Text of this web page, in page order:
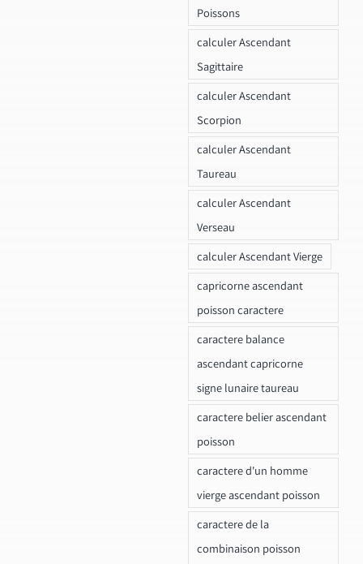
Poissons
calculer Ascendant
Sagittaire
calculer Ascendant
Scorpion
calculer Ascendant
Taureau
calculer Ascendant
Verseau
calculer Ascendant Vierge
capricorne ascendant
poisson caractere
caractere balance
ascendant capricorne
signe lunaire taureau
caractere belier ascendant
poisson
caractere d'un homme
vierge ascendant poisson
caractere de la
combinaison poisson